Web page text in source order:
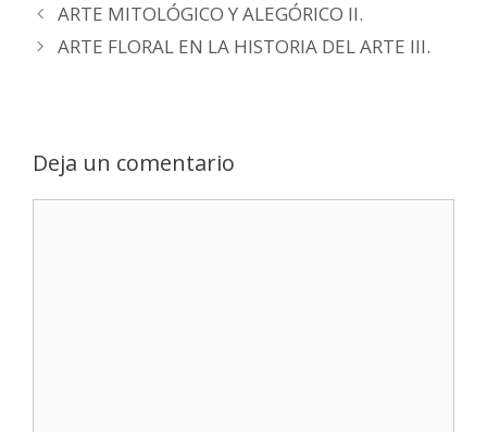
ARTE MITOLÓGICO Y ALEGÓRICO II.
ARTE FLORAL EN LA HISTORIA DEL ARTE III.
Deja un comentario